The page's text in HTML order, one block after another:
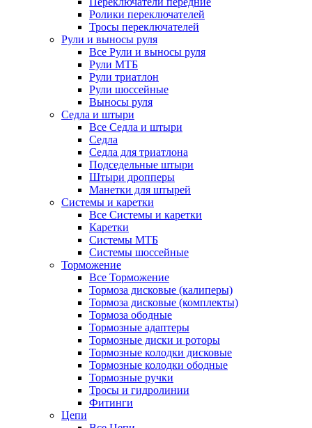
Ролики переключателей
Тросы переключателей
Рули и выносы руля
Все Рули и выносы руля
Рули МТБ
Рули триатлон
Рули шоссейные
Выносы руля
Седла и штыри
Все Седла и штыри
Седла
Седла для триатлона
Подседельные штыри
Штыри дропперы
Манетки для штырей
Системы и каретки
Все Системы и каретки
Каретки
Системы МТБ
Системы шоссейные
Торможение
Все Торможение
Тормоза дисковые (калиперы)
Тормоза дисковые (комплекты)
Тормоза ободные
Тормозные адаптеры
Тормозные диски и роторы
Тормозные колодки дисковые
Тормозные колодки ободные
Тормозные ручки
Тросы и гидролинии
Фитинги
Цепи